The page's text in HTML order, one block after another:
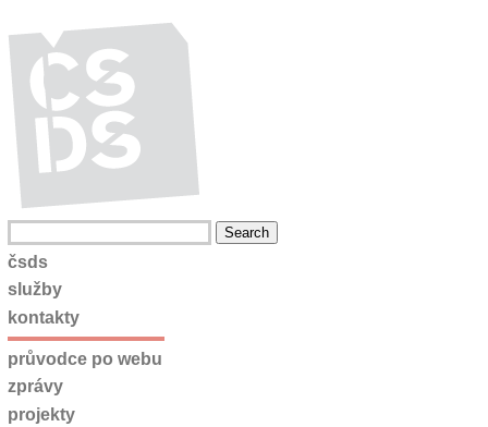
čsds
služby
kontakty
průvodce po webu
zprávy
projekty